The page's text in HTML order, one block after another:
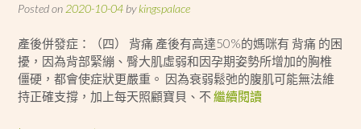
Posted on 2020-10-04 bykingspalace
產後併發症：（四） 背痛 產後有高達50%的媽咪有 背痛 的困
擾，因為背部緊繃、臀大肌虛弱和因孕期姿勢所增加的胸椎
僵硬，都會使症狀更嚴重。 因為衰弱鬆弛的腹肌可能無法維
持正確支撐，加上每天照顧寶貝、不繼續閱讀